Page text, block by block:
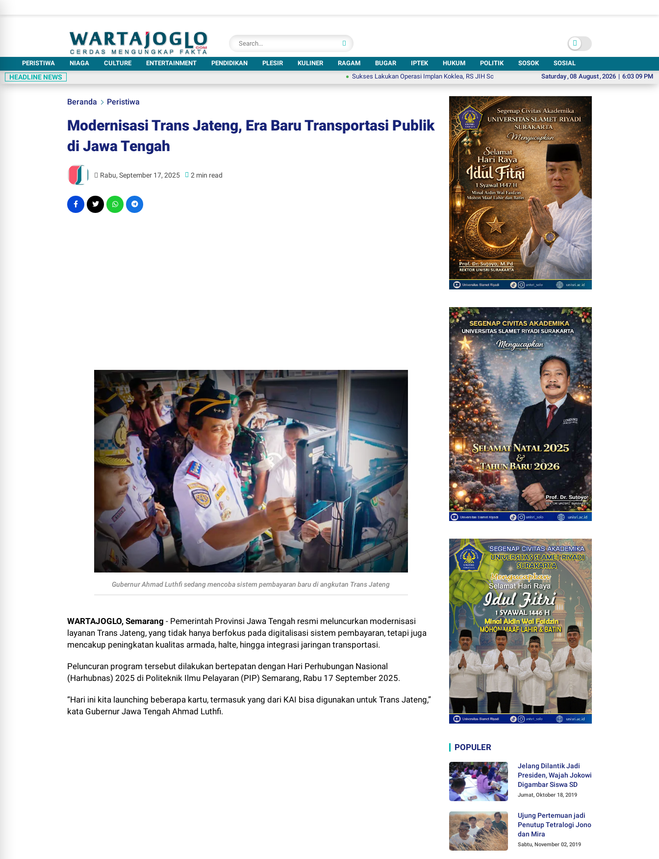
PERISTIWA NIAGA CULTURE ENTERTAINMENT PENDIDIKAN PLESIR KULINER RAGAM BUGAR IPTEK HUKUM POLITIK SOSOK
SOSIAL
Saturday,08 August,2026 | 6:03 10 PM
HEADLINE NEWS Sukses Lakukan Operasi Implan Koklea, RS JIH Solo Buka Harapan bagi Anak dengan Gangguan Pendengaran Resmi
Beranda Peristiwa
Modernisasi Trans Jateng, Era Baru Transportasi Publik
di Jawa Tengah
Rabu, September 17, 2025 2 min read
Gubernur Ahmad Luthfi sedang mencoba sistem pembayaran baru di angkutan Trans Jateng
WARTAJOGLO, Semarang - Pemerintah Provinsi Jawa Tengah resmi meluncurkan modernisasi
layanan Trans Jateng, yang tidak hanya berfokus pada digitalisasi sistem pembayaran, tetapi juga
mencakup peningkatan kualitas armada, halte, hingga integrasi jaringan transportasi.
Peluncuran program tersebut dilakukan bertepatan dengan Hari Perhubungan Nasional
(Harhubnas) 2025 di Politeknik Ilmu Pelayaran (PIP) Semarang, Rabu 17 September 2025.
“Hari ini kita launching beberapa kartu, termasuk yang dari KAI bisa digunakan untuk Trans Jateng,”
kata Gubernur Jawa Tengah Ahmad Luthfi.
POPULER
Jelang Dilantik Jadi
Presiden, Wajah Jokowi
Digambar Siswa SD
Jumat, Oktober 18, 2019
Ujung Pertemuan jadi
Penutup Tetralogi Jono
dan Mira
Sabtu, November 02, 2019